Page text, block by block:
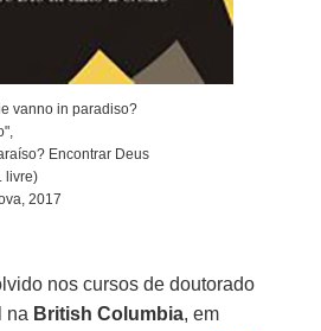
vanno in paradiso?
Encontrar Deus
livre)
2017
nos cursos de doutorado
na British Columbia, em